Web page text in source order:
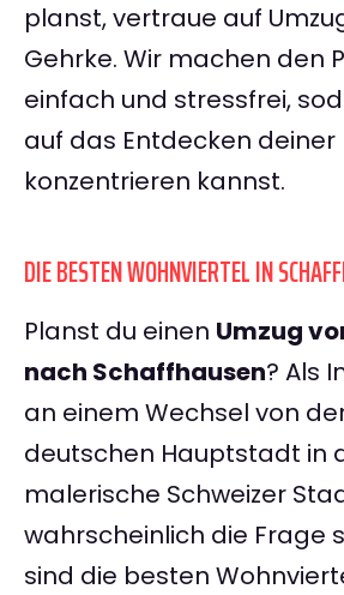
planst, vertraue auf
Gehrke. Wir machen den
einfach und stressfrei,
auf das Entdecken
konzentrieren kannst.
DIE BESTEN WOHNVIERTEL IN
Planst du einen Umzug
nach Schaffhausen? Als
an einem Wechsel von
deutschen Hauptstadt in
malerische Schweizer
wahrscheinlich die Frage
sind die besten